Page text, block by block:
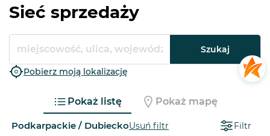
Sieć sprzedaży
Szukaj
Pobierz moją lokalizację
Pokaż listę Pokaż mapę
Podkarpackie / DubieckoUsuń filtr Filtr